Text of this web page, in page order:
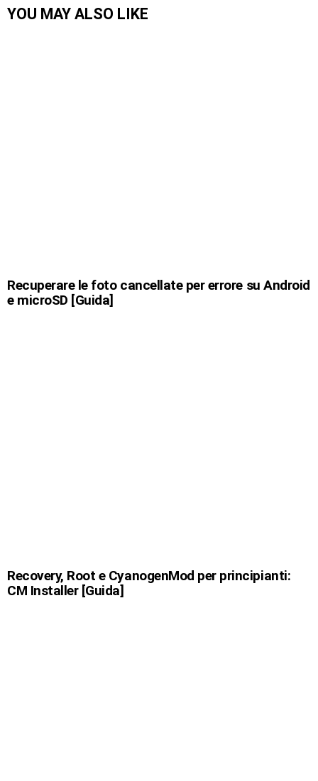
YOU MAY ALSO LIKE
Recuperare le foto cancellate per errore su Android
e microSD [Guida]
Recovery, Root e CyanogenMod per principianti:
CM Installer [Guida]